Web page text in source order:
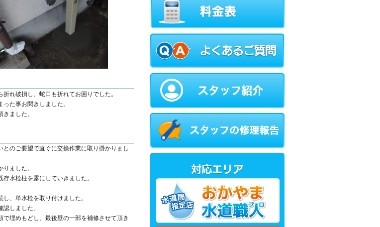
れ破損し、蛇口も折れてお困りでした。
た事お聞きしました。
ました。
のご要望で直ぐに交換作業に取り掛かりまし
ました。
水栓柱を露にしていきました。
、単水栓を取り付けました。
しました。
埋めもどし、最後壁の一部を補修させて頂き